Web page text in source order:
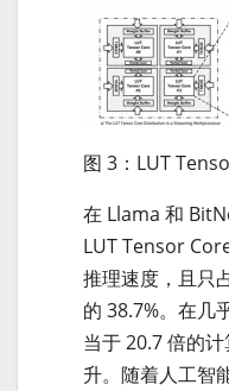
图 3：LUT
在 Llama 和
LUT Tensor
推理速度，且只
的 38.7%。在几
当于 20.7 倍的
升。随着人工智